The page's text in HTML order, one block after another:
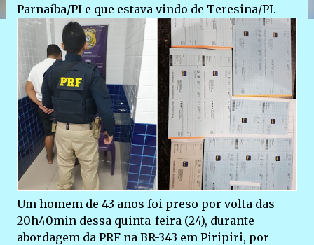
Parnaíba/PI e que estava vindo de Teresina/PI.
Um homem de 43 anos foi preso por volta das
20h40min dessa quinta-feira (24), durante
abordagem da PRF na BR-343 em Piripiri, por